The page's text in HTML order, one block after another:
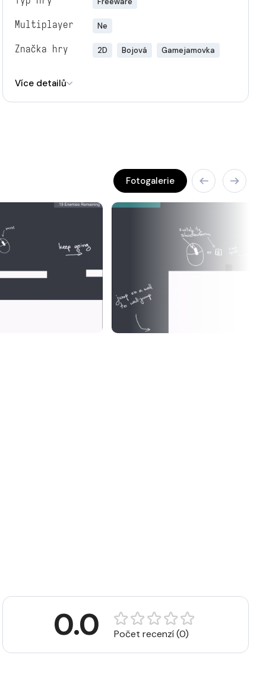
Multiplayer Ne
Značka hry 2D Bojová Gamejamovka
Více detailů
Fotogalerie
0.0 Počet recenzí (0)